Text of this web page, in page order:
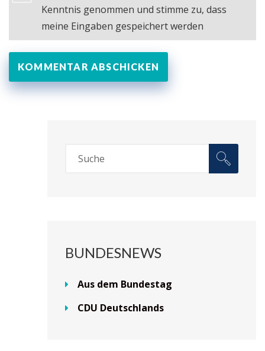
Kenntnis genommen und stimme zu, dass
meine Eingaben gespeichert werden
BUNDESNEWS
Aus dem Bundestag
CDU Deutschlands